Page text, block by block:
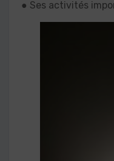
● Ses activités